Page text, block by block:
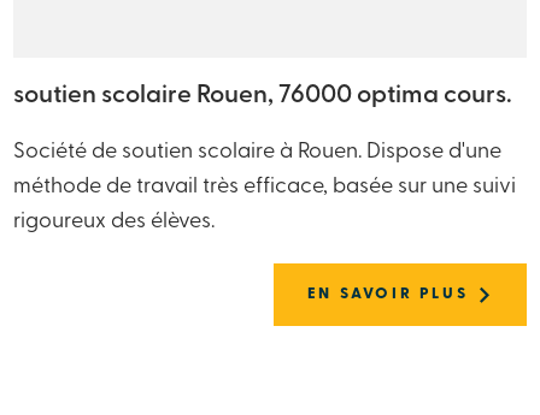
soutien scolaire Rouen, 76000 optima cours.
Société de soutien scolaire à Rouen. Dispose d'une
méthode de travail très efficace, basée sur une suivi
rigoureux des élèves.
EN SAVOIR PLUS